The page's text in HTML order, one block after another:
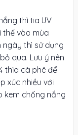
thì tia UV
thế vào mùa
thì sử dụng
qua. Lưu ý nên
thìa cà phê để
xúc nhiều với
kem chống nắng